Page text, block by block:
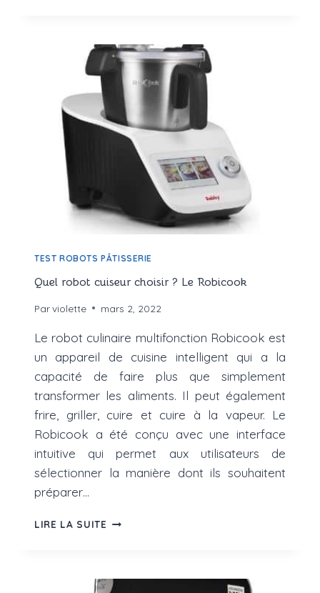
FAIRE
SA
TARTINER
TEST ROBOTS PÂTISSERIE
Quel robot cuiseur choisir ? Le Robicook
Parviolette mars 2, 2022
Le robot culinaire multifonction Robicook est
un appareil de cuisine intelligent qui a la
capacité de faire plus que simplement
transformer les aliments. Il peut également
frire, griller, cuire et cuire à la vapeur. Le
Robicook a été conçu avec une interface
intuitive qui permet aux utilisateurs de
sélectionner la manière dont ils souhaitent
préparer…
LIRE LA SUITE QUEL
?